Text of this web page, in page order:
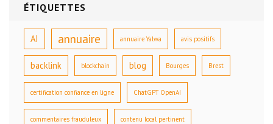
ÉTIQUETTES
AI annuaire annuaire Yalwa avis positifs
backlink blockchain blog Bourges Brest
certification confiance en ligne ChatGPT OpenAI
commentaires frauduleux contenu local pertinent